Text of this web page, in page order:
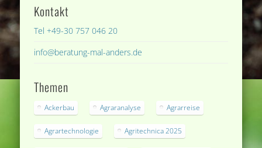
Kontakt
Tel +49-30 757 046 20
info@beratung-mal-anders.de
Themen
Ackerbau Agraranalyse Agrarreise
Agrartechnologie Agritechnica 2025